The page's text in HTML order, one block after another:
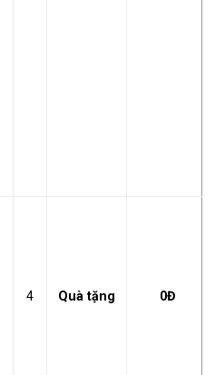
4 Quà tặng 0Đ